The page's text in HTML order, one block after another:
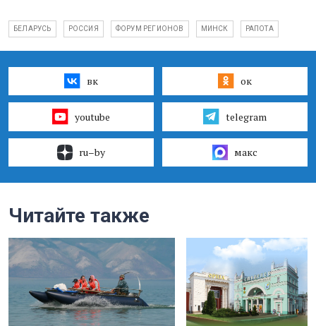
БЕЛАРУСЬ РОССИЯ ФОРУМ РЕГИОНОВ МИНСК РАПОТА
вк ок
youtube telegram
ru–by макс
Читайте также